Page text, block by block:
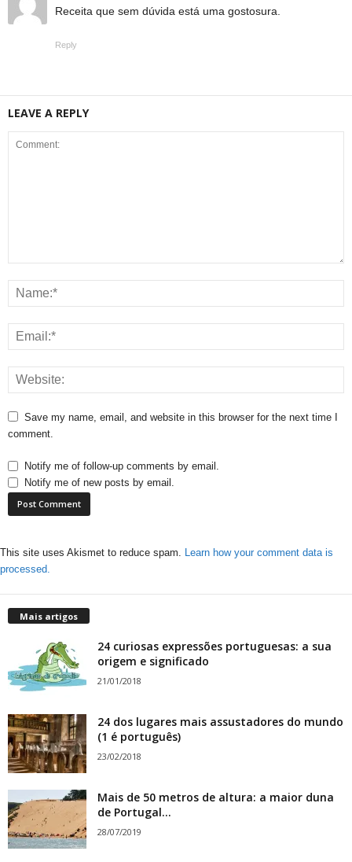
Receita que sem dúvida está uma gostosura.
Reply
LEAVE A REPLY
Save my name, email, and website in this browser for the next time I
comment.
Notify me of follow-up comments by email.
Notify me of new posts by email.
This site uses Akismet to reduce spam.
Learn how your comment data is
processed.
Mais artigos
24 curiosas expressões portuguesas: a sua
origem e significado
21/01/2018
24 dos lugares mais assustadores do mundo
(1 é português)
23/02/2018
Mais de 50 metros de altura: a maior duna
de Portugal...
28/07/2019